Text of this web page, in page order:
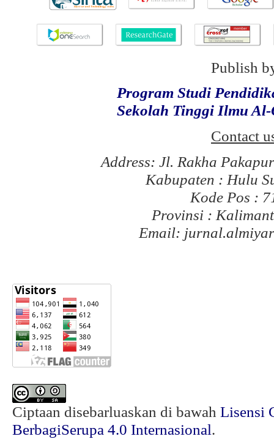
Publish
Program Studi
Sekolah Tinggi Ilmu
Contact
Address: Jl. Rakha
Kabupaten : Hulu
Kode Pos :
Provinsi :
Email:
Ciptaan disebarluaskan di bawah Lisensi
BerbagiSerupa 4.0 Internasional.